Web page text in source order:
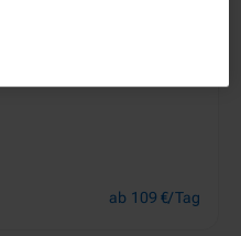
ab 109 €/Tag